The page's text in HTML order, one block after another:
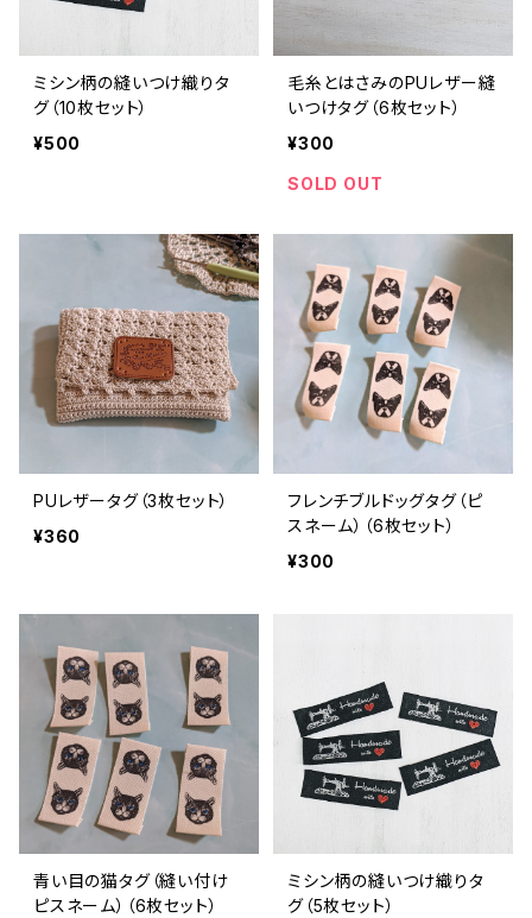
ミシン柄の縫いつけ織りタ
グ（10枚セット）
¥500
毛糸とはさみのPUレザー縫
いつけタグ（6枚セット）
¥300
SOLD OUT
PUレザータグ（3枚セット）
¥360
フレンチブルドッグタグ（ピ
スネーム）（6枚セット）
¥300
青い目の猫タグ（縫い付け
ピスネーム）（6枚セット）
ミシン柄の縫いつけ織りタ
グ（5枚セット）